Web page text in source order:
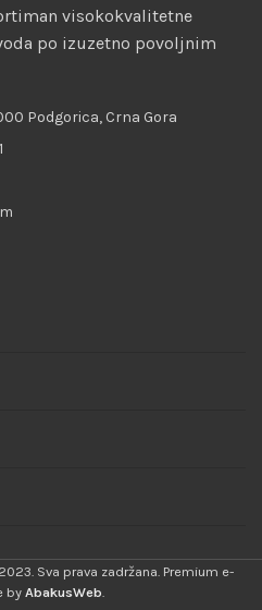
visokokvalitetne
po izuzetno povoljnim
Podgorica, Crna Gora
2023. Sva prava zadržana. Premium e-
by AbakusWeb.